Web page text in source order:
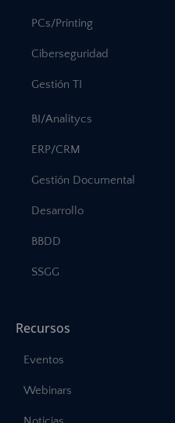
PCs/Printing
Ciberseguridad
Gestión TI
BI/Analitycs
ERP/CRM
Gestión Documental
Desarrollo
BBDD
SSGG
Recursos
Eventos
Webinars